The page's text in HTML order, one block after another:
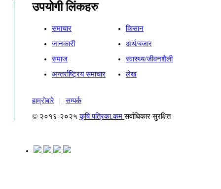
उपयोगी लिंकहरु
समाचार
किसान
जानकारी
अर्थ/बजार
समाज
स्वास्थ्य/जीवनशैली
अन्तर्राष्ट्रिय समाचार
लेख
हाम्रोबारे |
सम्पर्क
© २०१६-२०२५कृषि पत्रिका.कमसर्वाधिकार सुरक्षित